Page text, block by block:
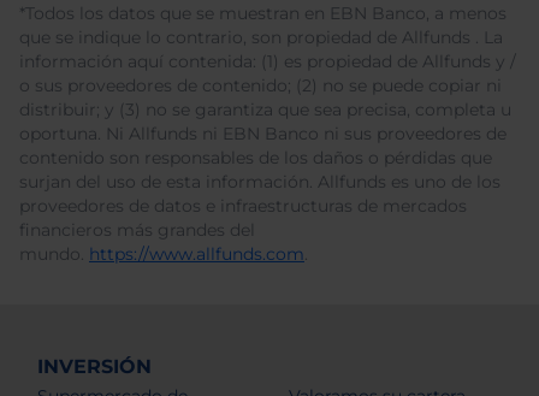
*Todos los datos que se muestran en EBN Banco, a menos
que se indique lo contrario, son propiedad de Allfunds . La
información aquí contenida: (1) es propiedad de Allfunds y /
o sus proveedores de contenido; (2) no se puede copiar ni
distribuir; y (3) no se garantiza que sea precisa, completa u
oportuna. Ni Allfunds ni EBN Banco ni sus proveedores de
contenido son responsables de los daños o pérdidas que
surjan del uso de esta información. Allfunds es uno de los
proveedores de datos e infraestructuras de mercados
financieros más grandes del
mundo. https://www.allfunds.com.
INVERSIÓN